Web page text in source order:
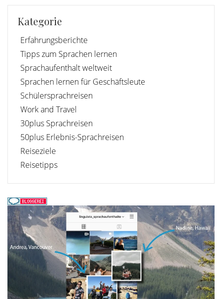
Kategorie
Erfahrungsberichte
Tipps zum Sprachen lernen
Sprachaufenthalt weltweit
Sprachen lernen für Geschäftsleute
Schülersprachreisen
Work and Travel
30plus Sprachreisen
50plus Erlebnis-Sprachreisen
Reiseziele
Reisetipps